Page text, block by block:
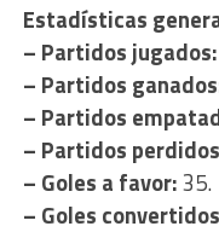
Estadísticas
– Partidos jugados:
– Partidos
– Partidos
– Partidos
– Goles a favor:35.
– Goles